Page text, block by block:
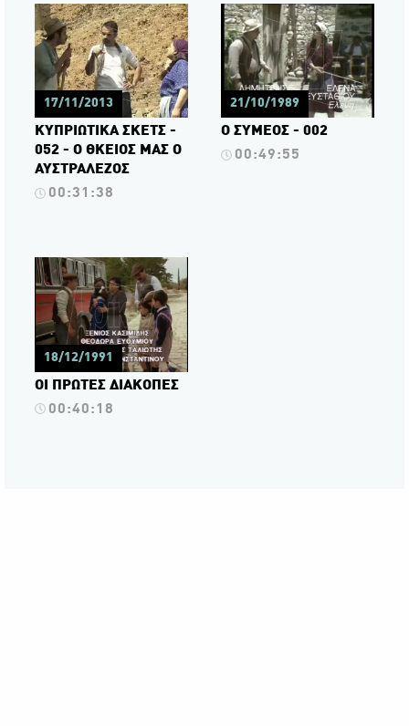
17/11/2013
ΚΥΠΡΙΩΤΙΚΑ ΣΚΕΤΣ -
052 - Ο ΘΚΕΙΟΣ ΜΑΣ Ο
ΑΥΣΤΡΑΛΕΖΟΣ
00:31:38
21/10/1989
Ο ΣΥΜΕΟΣ - 002
00:49:55
18/12/1991
ΟΙ ΠΡΩΤΕΣ ΔΙΑΚΟΠΕΣ
00:40:18